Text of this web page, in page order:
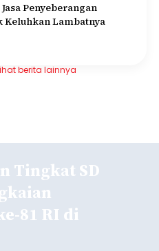
Penyeberangan
Keluhkan Lambatnya
berita lainnya
Tingkat SD
81 RI di